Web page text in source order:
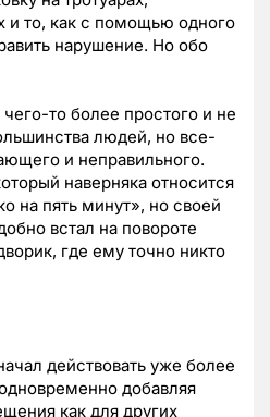
и то, как с помощью одного
нарушение. Но обо
то более простого и не
людей, но все-
и неправильного.
наверняка относится
на пять минут», но своей
встал на повороте
где ему точно никто
действовать уже более
добавляя
как для других